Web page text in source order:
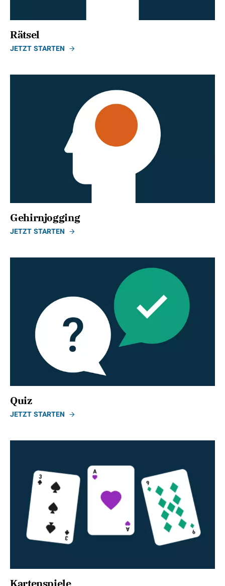
Rätsel
JETZT STARTEN
Gehirnjogging
JETZT STARTEN
Quiz
JETZT STARTEN
Kartenspiele